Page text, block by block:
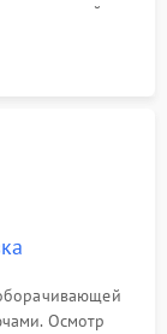
отстройки
Осмотр